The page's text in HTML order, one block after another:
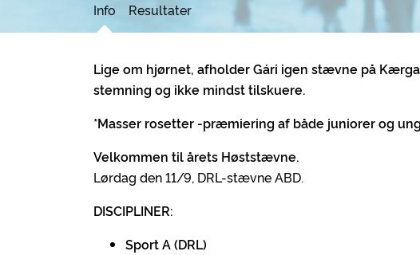
Info Resultater
Lige om hjørnet, afholder Gári igen stævne på
stemning og ikke mindst tilskuere.
*Masser rosetter -præmiering af både juniorer og
Velkommen til årets Høststævne.
Lørdag den 11/9, DRL-stævne ABD.
DISCIPLINER:
Sport A (DRL)